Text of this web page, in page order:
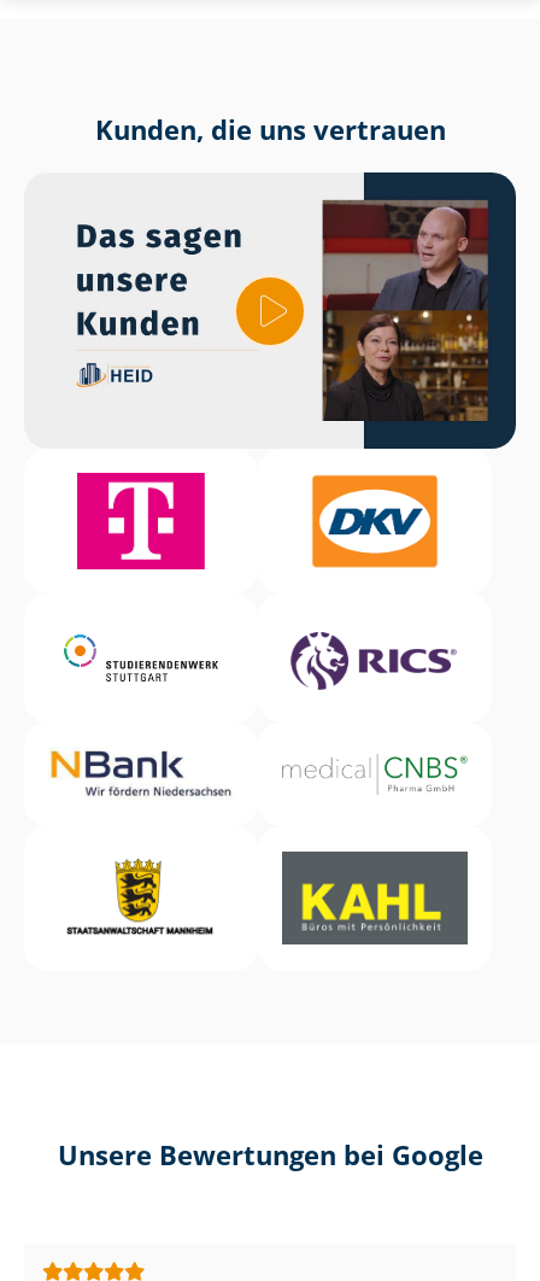
Kunden, die uns vertrauen
Unsere Bewertungen bei Google